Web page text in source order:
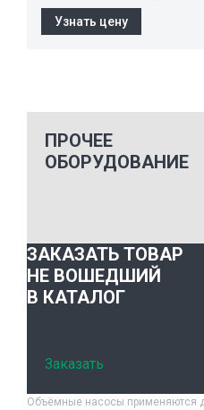
Узнать цену
ПРОЧЕЕ
ОБОРУДОВАНИЕ
ЗАКАЗАТЬ ТОВАР
НЕ ВОШЕДШИЙ
В КАТАЛОГ
Заказать
Объёмные насосы применяются